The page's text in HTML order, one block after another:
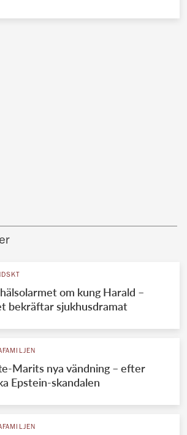
om kung Harald –
bekräftar sjukhusdramat
Marits nya vändning – efter
Epstein-skandalen